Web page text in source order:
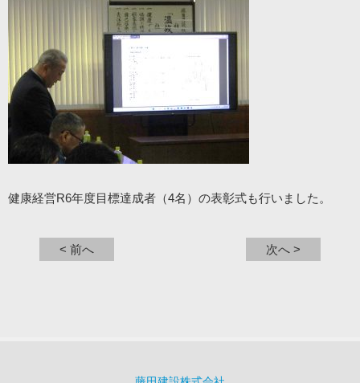
健康経営R6年度目標達成者（4名）の表彰式も行いました。
< 前へ 次へ >